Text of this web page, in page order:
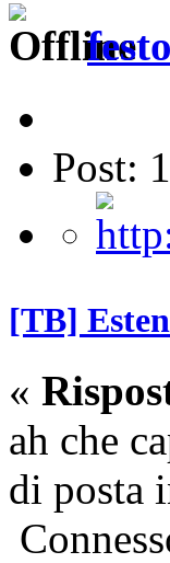
Post:
[TB]
«
ah che
di posta